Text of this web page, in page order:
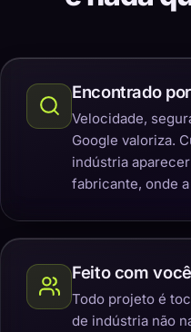
Encontrado
Velocidade,
Google valoriza.
indústria
fabricante, onde
Feito com
Todo projeto é
de indústria não